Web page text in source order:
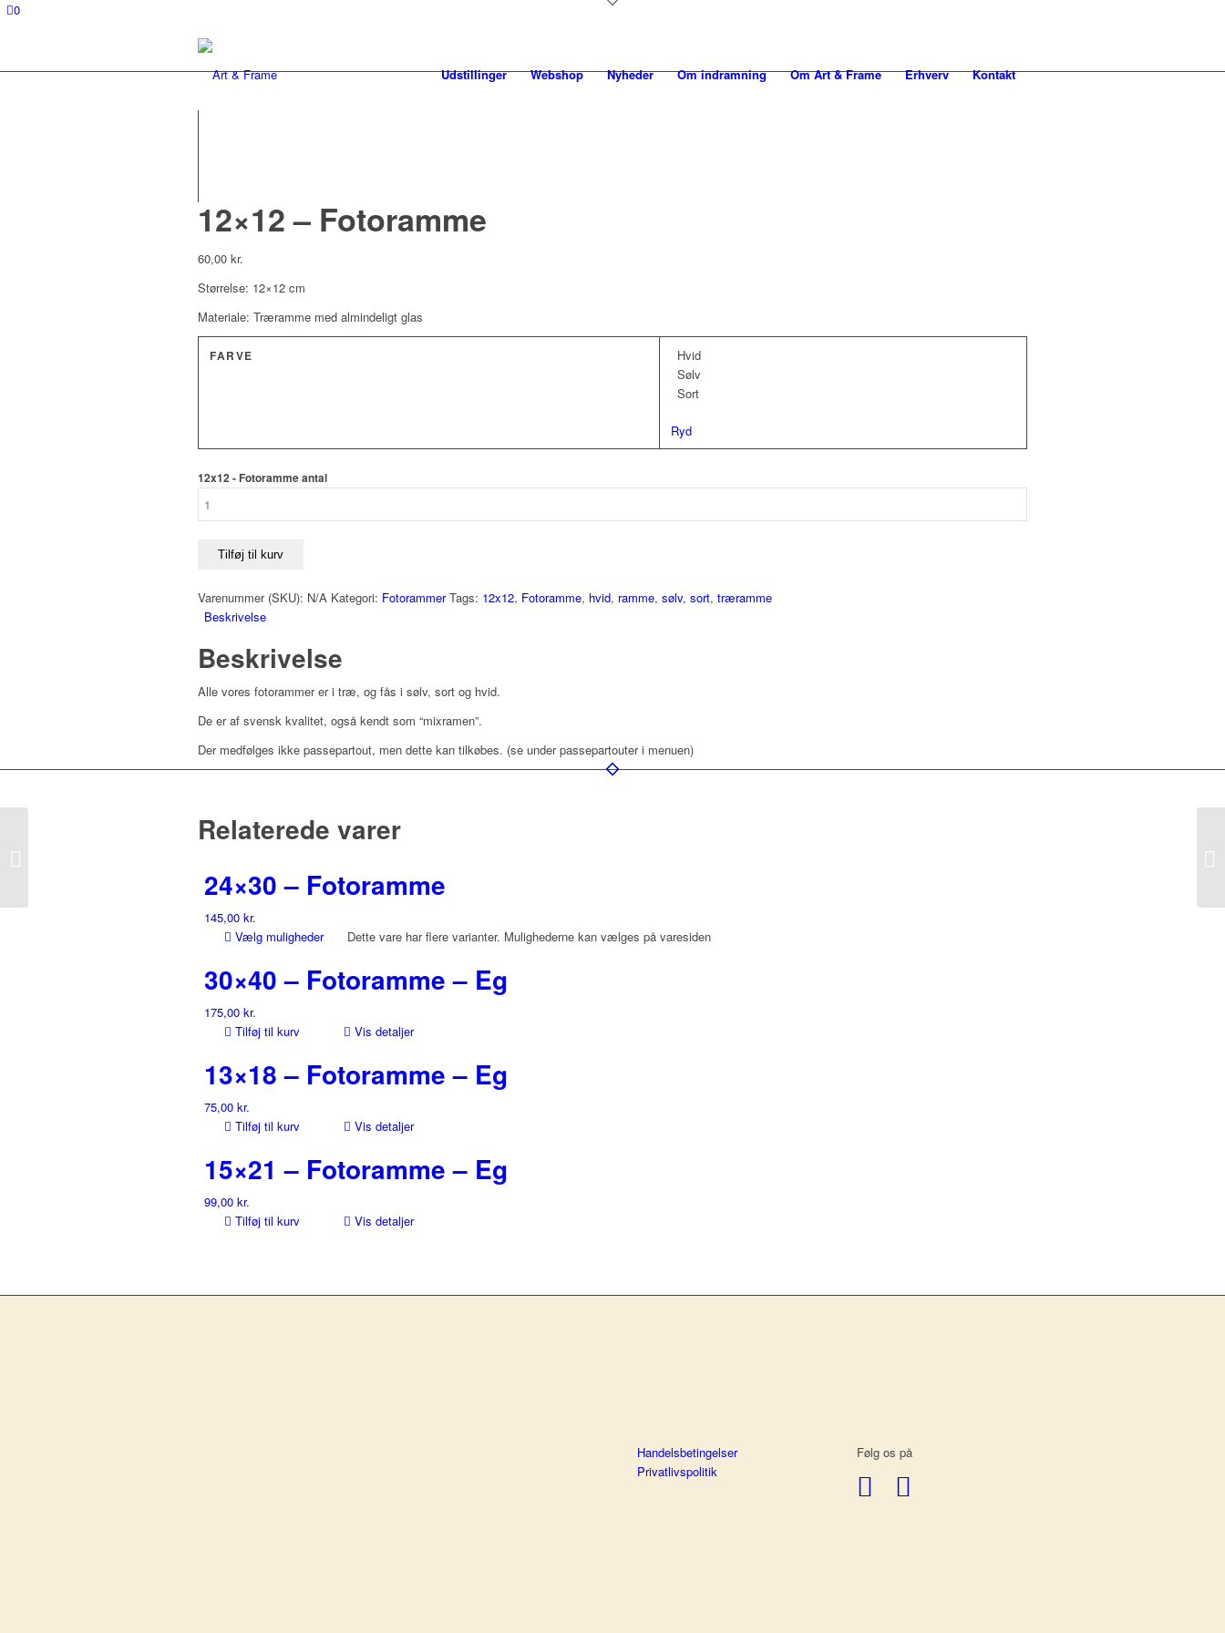
0
Udstillinger Webshop Nyheder Om indramning Om Art & Frame Erhverv Kontakt
12×12 – Fotoramme
60,00 kr.
Størrelse: 12×12 cm
Materiale: Træramme med almindeligt glas
FARVE
Hvid
Sølv
Sort
Ryd
12x12 - Fotoramme antal
Tilføj til kurv
Varenummer (SKU): N/A Kategori: Fotorammer Tags: 12x12, Fotoramme, hvid, ramme, sølv, sort, træramme
Beskrivelse
Beskrivelse
Alle vores fotorammer er i træ, og fås i sølv, sort og hvid.
De er af svensk kvalitet, også kendt som “mixramen”.
Der medfølges ikke passepartout, men dette kan tilkøbes. (se under passepartouter i menuen)
Relaterede varer
24×30 – Fotoramme
145,00 kr.
Vælg muligheder
Dette vare har flere varianter. Mulighederne kan vælges på varesiden
30×40 – Fotoramme – Eg
175,00 kr.
Tilføj til kurv
Vis detaljer
13×18 – Fotoramme – Eg
75,00 kr.
Tilføj til kurv
Vis detaljer
15×21 – Fotoramme – Eg
99,00 kr.
Tilføj til kurv
Vis detaljer
Handelsbetingelser
Privatlivspolitik
Følg os på